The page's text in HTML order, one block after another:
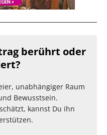
berührt oder
unabhängiger Raum
Bewusstsein.
kannst Du ihn